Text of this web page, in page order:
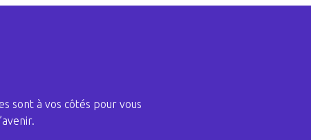
sont à vos côtés pour vous